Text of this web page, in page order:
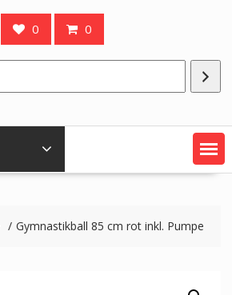
0 0
Gymnastikball 85 cm rot inkl. Pumpe